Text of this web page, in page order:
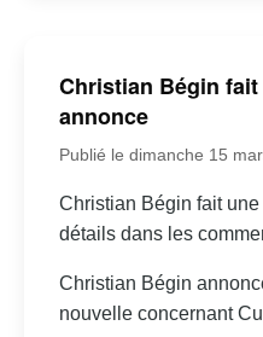
Christian Bégin
annonce
Publié le dimanche 15
Christian Bégin fait
détails dans les
Christian Bégin
nouvelle concernant